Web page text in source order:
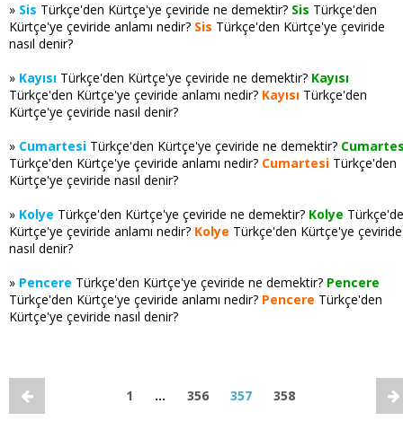
» Sis Türkçe'den Kürtçe'ye çeviride ne demektir? Sis Türkçe'den
Kürtçe'ye çeviride anlamı nedir? Sis Türkçe'den Kürtçe'ye çeviride
nasıl denir?
» Kayısı Türkçe'den Kürtçe'ye çeviride ne demektir? Kayısı
Türkçe'den Kürtçe'ye çeviride anlamı nedir? Kayısı Türkçe'den
Kürtçe'ye çeviride nasıl denir?
» Cumartesi Türkçe'den Kürtçe'ye çeviride ne demektir?
Türkçe'den Kürtçe'ye çeviride anlamı nedir? Cumartesi Türkçe'den
Kürtçe'ye çeviride nasıl denir?
» Kolye Türkçe'den Kürtçe'ye çeviride ne demektir? Kolye
Kürtçe'ye çeviride anlamı nedir? Kolye Türkçe'den Kürtçe'ye çeviride
nasıl denir?
» Pencere Türkçe'den Kürtçe'ye çeviride ne demektir? Pencere
Türkçe'den Kürtçe'ye çeviride anlamı nedir? Pencere Türkçe'den
Kürtçe'ye çeviride nasıl denir?
1 … 356 357 358